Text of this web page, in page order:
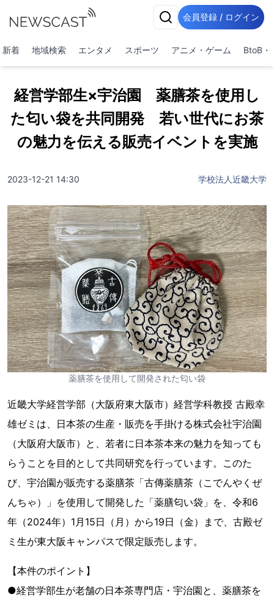
会員登録 / ログイン
新着 地域検索 エンタメ スポーツ アニメ・ゲーム BtoB・
経営学部生×宇治園 薬膳茶を使用し
た匂い袋を共同開発 若い世代にお茶
の魅力を伝える販売イベントを実施
2023-12-21 14:30 学校法人近畿大学
薬膳茶を使用して開発された匂い袋
近畿大学経営学部（大阪府東大阪市）経営学科教授 古殿幸
雄ゼミは、日本茶の生産・販売を手掛ける株式会社宇治園
（大阪府大阪市）と、若者に日本茶本来の魅力を知っても
らうことを目的として共同研究を行っています。このた
び、宇治園が販売する薬膳茶「古傳薬膳茶（こでんやくぜ
んちゃ）」を使用して開発した「薬膳匂い袋」を、令和6
年（2024年）1月15日（月）から19日（金）まで、古殿ゼ
ミ生が東大阪キャンパスで限定販売します。
【本件のポイント】
●経営学部生が老舗の日本茶専門店・宇治園と、薬膳茶を